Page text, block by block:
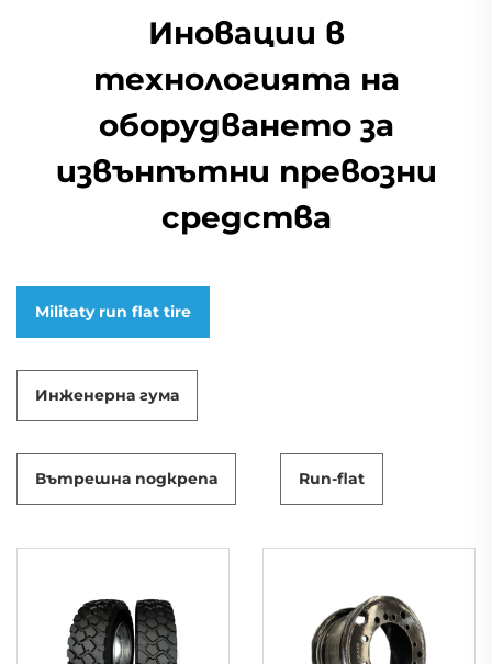
Иновации в
технологията на
оборудването за
извънпътни превозни
средства
Militaty run flat tire
Инженерна гума
Вътрешна подкрепа Run-flat